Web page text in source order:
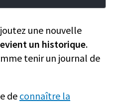
une nouvelle
un historique.
tenir un journal de
de connaître la